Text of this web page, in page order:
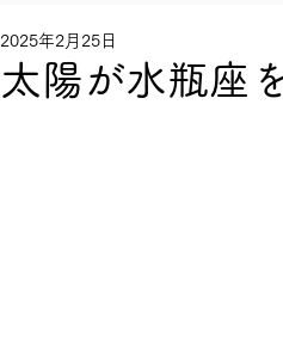
太陽が水瓶座
2025年2月25日